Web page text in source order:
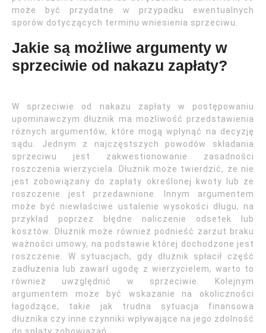
może być przydatne w przypadku ewentualnych
sporów dotyczących terminu wniesienia sprzeciwu.
Jakie są możliwe argumenty w
sprzeciwie od nakazu zapłaty?
W sprzeciwie od nakazu zapłaty w postępowaniu
upominawczym dłużnik ma możliwość przedstawienia
różnych argumentów, które mogą wpłynąć na decyzję
sądu. Jednym z najczęstszych powodów składania
sprzeciwu jest zakwestionowanie zasadności
roszczenia wierzyciela. Dłużnik może twierdzić, że nie
jest zobowiązany do zapłaty określonej kwoty lub że
roszczenie jest przedawnione. Innym argumentem
może być niewłaściwe ustalenie wysokości długu, na
przykład poprzez błędne naliczenie odsetek lub
kosztów. Dłużnik może również podnieść zarzut braku
ważności umowy, na podstawie której dochodzone jest
roszczenie. W sytuacjach, gdy dłużnik spłacił część
zadłużenia lub zawarł ugodę z wierzycielem, warto to
również uwzględnić w sprzeciwie. Kolejnym
argumentem może być wskazanie na okoliczności
łagodzące, takie jak trudna sytuacja finansowa
dłużnika czy inne czynniki wpływające na jego zdolność